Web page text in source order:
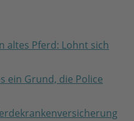
altes Pferd: Lohnt sich
ein Grund, die Police